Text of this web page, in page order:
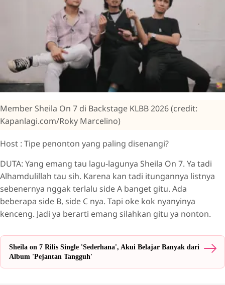
Member Sheila On 7 di Backstage KLBB 2026 (credit:
Kapanlagi.com/Roky Marcelino)
Host : Tipe penonton yang paling disenangi?
DUTA: Yang emang tau lagu-lagunya Sheila On 7. Ya tadi
Alhamdulillah tau sih. Karena kan tadi itungannya listnya
sebenernya nggak terlalu side A banget gitu. Ada
beberapa side B, side C nya. Tapi oke kok nyanyinya
kenceng. Jadi ya berarti emang silahkan gitu ya nonton.
Sheila on 7 Rilis Single 'Sederhana', Akui Belajar Banyak dari
Album 'Pejantan Tangguh'